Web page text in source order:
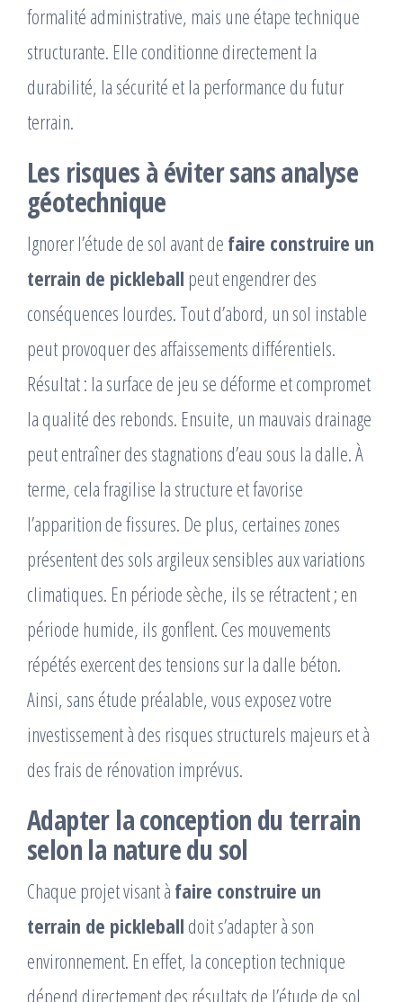
formalité administrative, mais une étape technique
structurante. Elle conditionne directement la
durabilité, la sécurité et la performance du futur
terrain.
Les risques à éviter sans analyse
géotechnique
Ignorer l’étude de sol avant de faire construire un
terrain de pickleball peut engendrer des
conséquences lourdes. Tout d’abord, un sol instable
peut provoquer des affaissements différentiels.
Résultat : la surface de jeu se déforme et compromet
la qualité des rebonds. Ensuite, un mauvais drainage
peut entraîner des stagnations d’eau sous la dalle. À
terme, cela fragilise la structure et favorise
l’apparition de fissures. De plus, certaines zones
présentent des sols argileux sensibles aux variations
climatiques. En période sèche, ils se rétractent ; en
période humide, ils gonflent. Ces mouvements
répétés exercent des tensions sur la dalle béton.
Ainsi, sans étude préalable, vous exposez votre
investissement à des risques structurels majeurs et à
des frais de rénovation imprévus.
Adapter la conception du terrain
selon la nature du sol
Chaque projet visant à faire construire un
terrain de pickleball doit s’adapter à son
environnement. En effet, la conception technique
dépend directement des résultats de l’étude de sol.